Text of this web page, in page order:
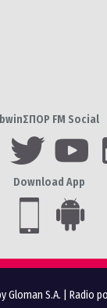
bwinΣΠΟΡ FM Social
Download App
Gloman S.A. Radio